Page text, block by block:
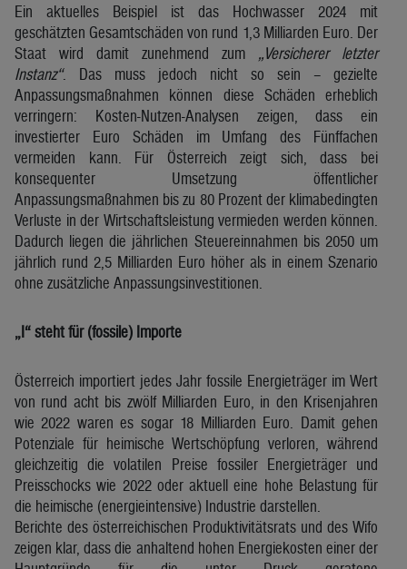
Ein aktuelles Beispiel ist das Hochwasser 2024 mit
geschätzten Gesamtschäden von rund 1,3 Milliarden Euro. Der
Staat wird damit zunehmend zum „Versicherer letzter
Instanz“. Das muss jedoch nicht so sein – gezielte
Anpassungsmaßnahmen können diese Schäden erheblich
verringern: Kosten-Nutzen-Analysen zeigen, dass ein
investierter Euro Schäden im Umfang des Fünffachen
vermeiden kann. Für Österreich zeigt sich, dass bei
konsequenter Umsetzung öffentlicher
Anpassungsmaßnahmen bis zu 80 Prozent der klimabedingten
Verluste in der Wirtschaftsleistung vermieden werden können.
Dadurch liegen die jährlichen Steuereinnahmen bis 2050 um
jährlich rund 2,5 Milliarden Euro höher als in einem Szenario
ohne zusätzliche Anpassungsinvestitionen.
„I“ steht für (fossile) Importe
Österreich importiert jedes Jahr fossile Energieträger im Wert
von rund acht bis zwölf Milliarden Euro, in den Krisenjahren
wie 2022 waren es sogar 18 Milliarden Euro. Damit gehen
Potenziale für heimische Wertschöpfung verloren, während
gleichzeitig die volatilen Preise fossiler Energieträger und
Preisschocks wie 2022 oder aktuell eine hohe Belastung für
die heimische (energieintensive) Industrie darstellen.
Berichte des österreichischen Produktivitätsrats und des Wifo
zeigen klar, dass die anhaltend hohen Energiekosten einer der